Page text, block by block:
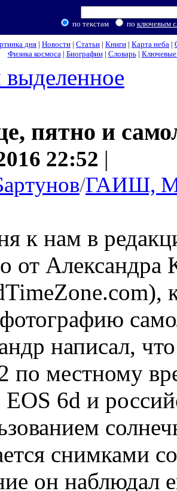
по текстам по ключевым
дня | Новости | Статьи | Книги | Карта неба |
Физика космоса| Биографии| Словарь| Ключевые
пятно и
22:52 |
/ГАИШ,
к нам в
от Александра
написал,
по местному
EOS 6d и
снимками
он наблюдал